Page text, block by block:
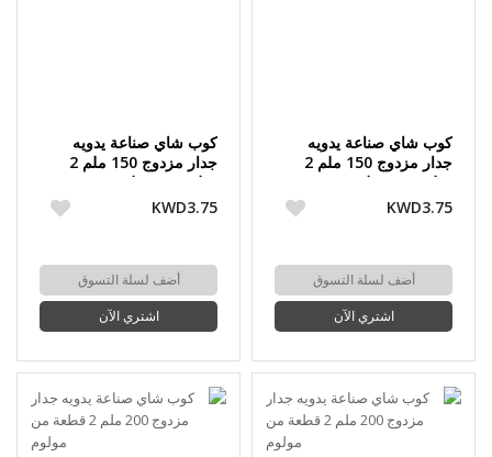
كوب شاي صناعة يدويه
جدار مزدوج 150 ملم 2
قطعة من مولوم
KWD3.75
أضف لسلة التسوق
اشتري الآن
كوب شاي صناعة يدويه
جدار مزدوج 150 ملم 2
قطعة من مولوم
KWD3.75
أضف لسلة التسوق
اشتري الآن